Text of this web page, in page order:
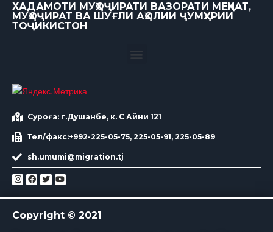
ХАДАМОТИ МУҲОҶИРАТИ ВАЗОРАТИ МЕҲНАТ,
МУҲОҶИРАТ ВА ШУҒЛИ АҲОЛИИ ҶУМҲУРИИ
ТОҶИКИСТОН
Суроға: г.Душанбе, к. С Айни 121
Тел/факс:+992-225-05-75, 225-05-91, 225-05-89
sh.umumi@migration.tj
Copyright © 2021